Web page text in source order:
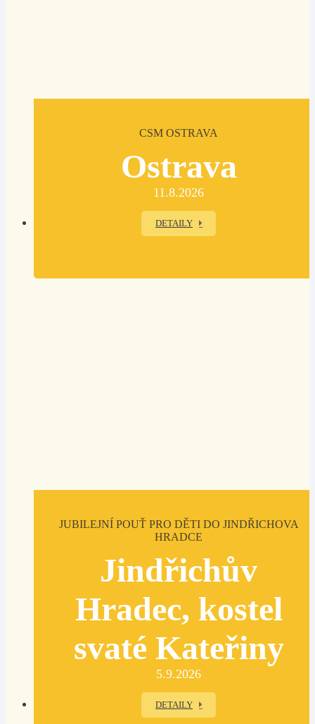
CSM OSTRAVA
Ostrava
11.8.2026
DETAILY
JUBILEJNÍ POUŤ PRO DĚTI DO JINDŘICHOVA
HRADCE
Jindřichův
Hradec, kostel
svaté Kateřiny
5.9.2026
DETAILY